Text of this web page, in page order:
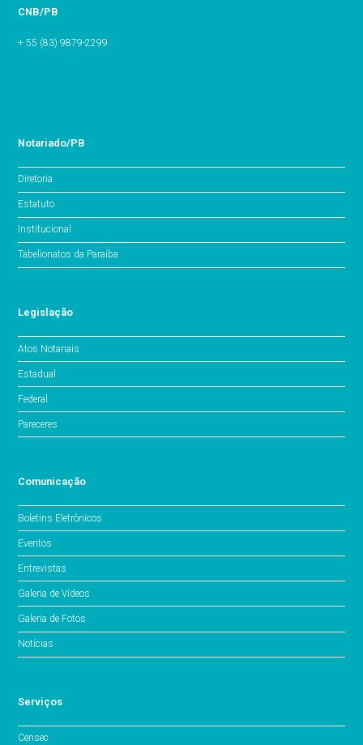
CNB/PB
+ 55 (83) 9879-2299
Notariado/PB
Diretoria
Estatuto
Institucional
Tabelionatos da Paraíba
Legislação
Atos Notariais
Estadual
Federal
Pareceres
Comunicação
Boletins Eletrônicos
Eventos
Entrevistas
Galeria de Vídeos
Galeria de Fotos
Notícias
Serviços
Censec